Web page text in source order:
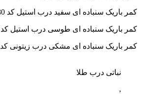
کمر باریک سنباده ای سفید درب استیل کد UN-4630
کمر باریک سنباده ای طوسی درب استیل کد UN-4635
کمر باریک سنباده ای مشکی درب زیتونی کد UN-4640
نباتی درب طلا
,